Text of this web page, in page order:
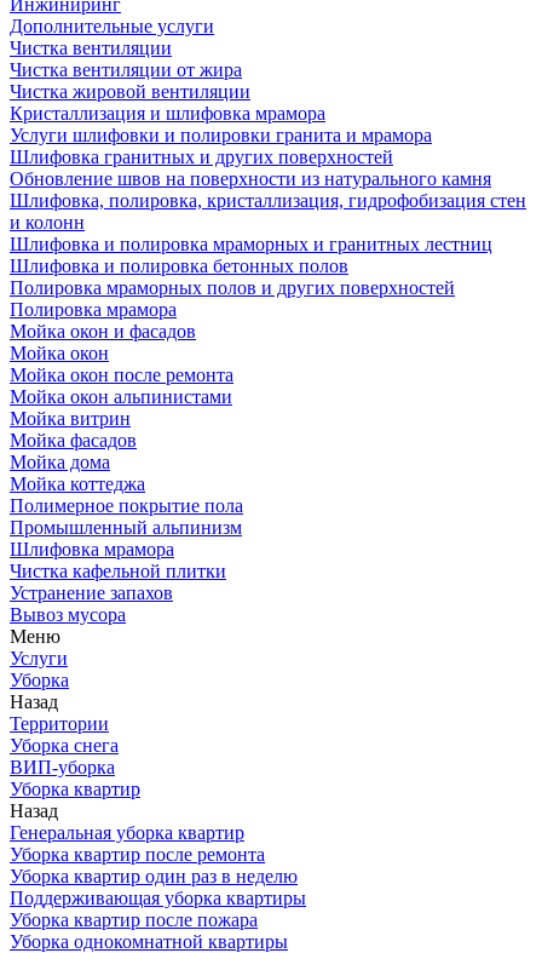
Инжиниринг
Дополнительные услуги
Чистка вентиляции
Чистка вентиляции от жира
Чистка жировой вентиляции
Кристаллизация и шлифовка мрамора
Услуги шлифовки и полировки гранита и мрамора
Шлифовка гранитных и других поверхностей
Обновление швов на поверхности из натурального камня
Шлифовка, полировка, кристаллизация, гидрофобизация стен
и колонн
Шлифовка и полировка мраморных и гранитных лестниц
Шлифовка и полировка бетонных полов
Полировка мраморных полов и других поверхностей
Полировка мрамора
Мойка окон и фасадов
Мойка окон
Мойка окон после ремонта
Мойка окон альпинистами
Мойка витрин
Мойка фасадов
Мойка дома
Мойка коттеджа
Полимерное покрытие пола
Промышленный альпинизм
Шлифовка мрамора
Чистка кафельной плитки
Устранение запахов
Вывоз мусора
Меню
Услуги
Уборка
Назад
Территории
Уборка снега
ВИП-уборка
Уборка квартир
Назад
Генеральная уборка квартир
Уборка квартир после ремонта
Уборка квартир один раз в неделю
Поддерживающая уборка квартиры
Уборка квартир после пожара
Уборка однокомнатной квартиры